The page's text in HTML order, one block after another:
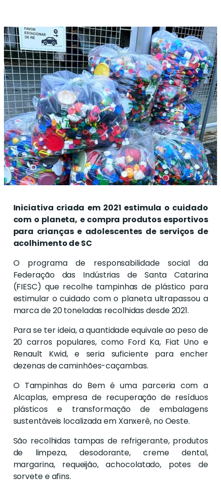
Iniciativa criada em 2021 estimula o cuidado
com o planeta, e compra produtos esportivos
para crianças e adolescentes de serviços de
acolhimento de SC
O programa de responsabilidade social da
Federação das Indústrias de Santa Catarina
(FIESC) que recolhe tampinhas de plástico para
estimular o cuidado com o planeta ultrapassou a
marca de 20 toneladas recolhidas desde 2021.
Para se ter ideia, a quantidade equivale ao peso de
20 carros populares, como Ford Ka, Fiat Uno e
Renault Kwid, e seria suficiente para encher
dezenas de caminhões-caçambas.
O Tampinhas do Bem é uma parceria com a
Alcaplas, empresa de recuperação de resíduos
plásticos e transformação de embalagens
sustentáveis localizada em Xanxerê, no Oeste.
São recolhidas tampas de refrigerante, produtos
de limpeza, desodorante, creme dental,
margarina, requeijão, achocolatado, potes de
sorvete e afins.